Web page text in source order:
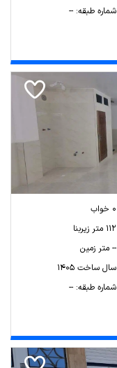
شماره طبقه: --
0 خواب
112 متر زیربنا
-- متر زمین
سال ساخت 1405
شماره طبقه: --